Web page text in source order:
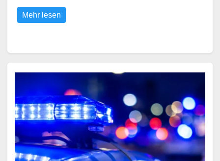
Mehr lesen